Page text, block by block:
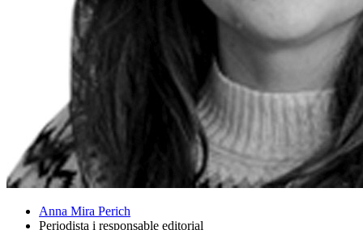
Anna Mira Perich
Periodista i responsable editorial